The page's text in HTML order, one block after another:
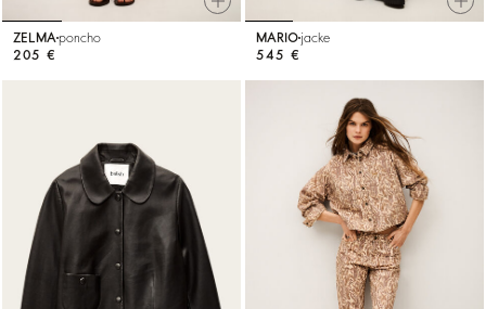
ZELMA poncho
205 €
MARIO jacke
545 €